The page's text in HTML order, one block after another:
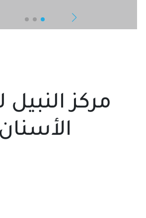
مركز
الأسنان